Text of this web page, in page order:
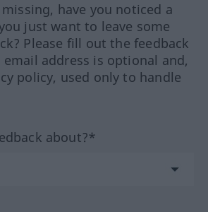
have you noticed a
just want to leave some
Please fill out the feedback
address is optional and,
policy, used only to handle
about?*